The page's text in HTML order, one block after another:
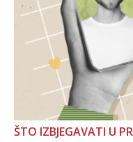
Anđela
Čekam tvoj
Tel:
tel:0,93€ -
ŠTO IZBJEGAVATI U